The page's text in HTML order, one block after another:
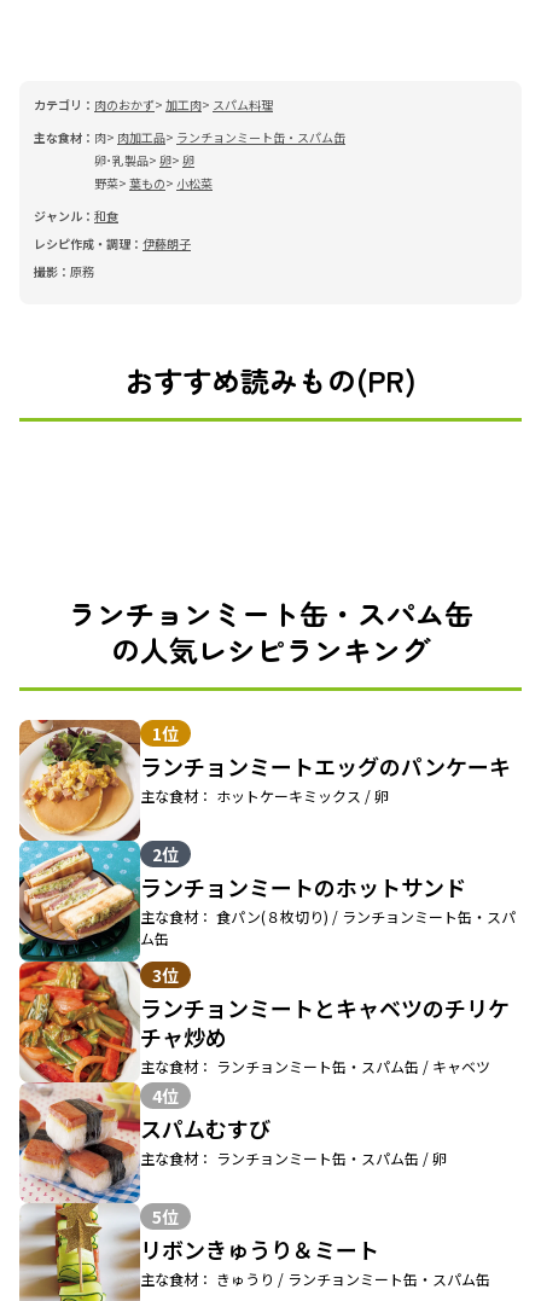
カテゴリ： 肉のおかず 加工肉
スパム料理
主な食材： 肉 肉加工品
ランチョンミート缶・スパム缶
卵･乳製品 卵 卵
野菜 葉もの
小松菜
ジャンル： 和食
レシピ作成・調理： 伊藤朗子
撮影： 原務
おすすめ読みもの(PR)
ランチョンミート缶・スパム缶
の人気レシピランキング
1位
ランチョンミートエッグのパンケーキ
主な食材： ホットケーキミックス / 卵
2位
ランチョンミートのホットサンド
主な食材： 食パン(８枚切り) / ランチョンミート缶・スパ
ム缶
3位
ランチョンミートとキャベツのチリケ
チャ炒め
主な食材： ランチョンミート缶・スパム缶 / キャベツ
4位
スパムむすび
主な食材： ランチョンミート缶・スパム缶 / 卵
5位
リボンきゅうり＆ミート
主な食材： きゅうり / ランチョンミート缶・スパム缶